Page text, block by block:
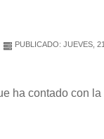
PUBLICADO: JUEVES,
ha contado con